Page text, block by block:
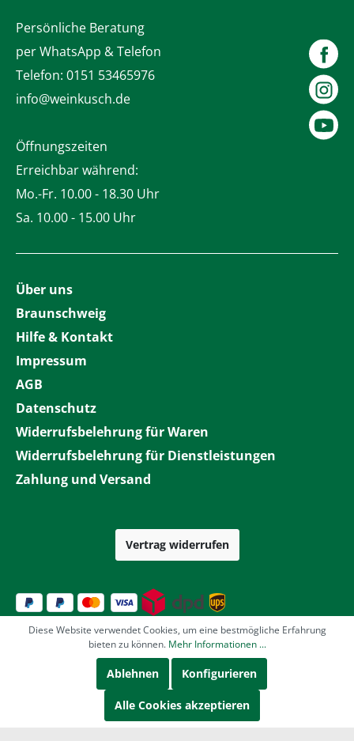
Persönliche Beratung
per WhatsApp & Telefon
Telefon: 0151 53465976
info@weinkusch.de
Öffnungszeiten
Erreichbar während:
Mo.-Fr. 10.00 - 18.30 Uhr
Sa. 10.00 - 15.00 Uhr
Über uns
Braunschweig
Hilfe & Kontakt
Impressum
AGB
Datenschutz
Widerrufsbelehrung für Waren
Widerrufsbelehrung für Dienstleistungen
Zahlung und Versand
Vertrag widerrufen
Diese Website verwendet Cookies, um eine bestmögliche Erfahrung
bieten zu können. Mehr Informationen ...
Ablehnen Konfigurieren
Alle Cookies akzeptieren